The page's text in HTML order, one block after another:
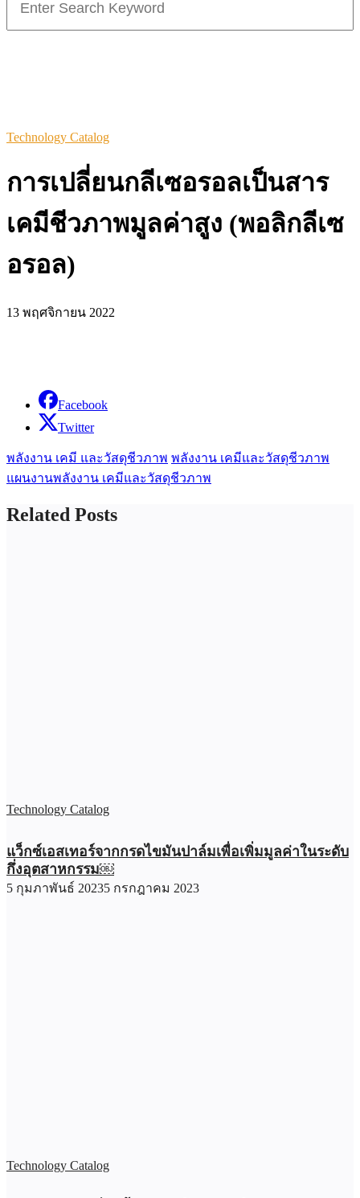
for:
Technology Catalog
การเปลี่ยนกลีเซอรอลเป็นสาร
เคมีชีวภาพมูลค่าสูง (พอลิกลีเซ
อรอล)
13 พฤศจิกายน 2022
Facebook
Twitter
พลังงาน เคมี และวัสดุชีวภาพ พลังงาน เคมีและวัสดุชีวภาพ
แผนงานพลังงาน เคมีและวัสดุชีวภาพ
Related Posts
Technology Catalog
แว็กซ์เอสเทอร์จากกรดไขมันปาล์มเพื่อเพิ่มมูลค่าในระดับ
กึ่งอุตสาหกรรม￼
5 กุมภาพันธ์ 20235 กรกฎาคม 2023
Technology Catalog